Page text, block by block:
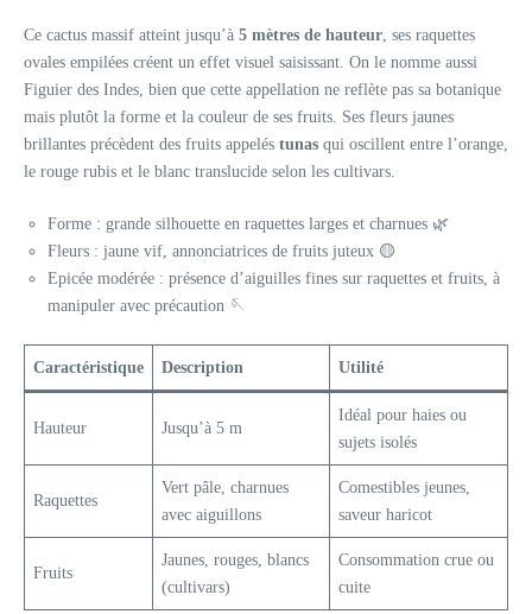
Ce cactus massif atteint jusqu’à 5 mètres de hauteur, ses raquettes
ovales empilées créent un effet visuel saisissant. On le nomme aussi
Figuier des Indes, bien que cette appellation ne reflète pas sa botanique
mais plutôt la forme et la couleur de ses fruits. Ses fleurs jaunes
brillantes précèdent des fruits appelés tunas qui oscillent entre l’orange,
le rouge rubis et le blanc translucide selon les cultivars.
Forme : grande silhouette en raquettes larges et charnues 🌿
Fleurs : jaune vif, annonciatrices de fruits juteux 🟡
Epicée modérée : présence d’aiguilles fines sur raquettes et fruits, à
manipuler avec précaution 🪡
Caractéristique Description Utilité
Hauteur Jusqu’à 5 m
Idéal pour haies ou
sujets isolés
Raquettes
Vert pâle, charnues
avec aiguillons
Comestibles jeunes,
saveur haricot
Fruits
Jaunes, rouges, blancs
(cultivars)
Consommation crue ou
cuite